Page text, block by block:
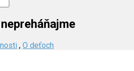
, O deťoch